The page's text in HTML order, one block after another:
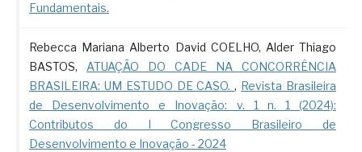
Fundamentais.
Rebecca Mariana Alberto David COELHO, Alder Thiago
BASTOS, ATUAÇÃO DO CADE NA CONCORRÊNCIA
BRASILEIRA: UM ESTUDO DE CASO., Revista Brasileira
de Desenvolvimento e Inovação: v. 1 n. 1 (2024):
Contributos do I Congresso Brasileiro de
Desenvolvimento e Inovação - 2024